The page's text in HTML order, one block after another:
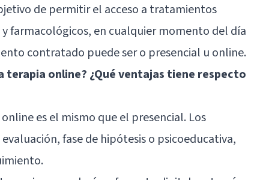
de permitir el acceso a tratamientos
farmacológicos, en cualquier momento del día
contratado puede ser o presencial u online.
terapia online? ¿Qué ventajas tiene respecto
es el mismo que el presencial. Los
fase de hipótesis o psicoeducativa,